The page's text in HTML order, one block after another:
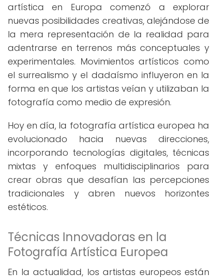
artística en Europa comenzó a explorar
nuevas posibilidades creativas, alejándose de
la mera representación de la realidad para
adentrarse en terrenos más conceptuales y
experimentales. Movimientos artísticos como
el surrealismo y el dadaísmo influyeron en la
forma en que los artistas veían y utilizaban la
fotografía como medio de expresión.
Hoy en día, la fotografía artística europea ha
evolucionado hacia nuevas direcciones,
incorporando tecnologías digitales, técnicas
mixtas y enfoques multidisciplinarios para
crear obras que desafían las percepciones
tradicionales y abren nuevos horizontes
estéticos.
Técnicas Innovadoras en la
Fotografía Artística Europea
En la actualidad, los artistas europeos están